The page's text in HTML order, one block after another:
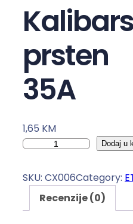
prsten
35A
1,65 KM
K
l
Dodaj u
SKU: CX006Category:
Recenzije (0)